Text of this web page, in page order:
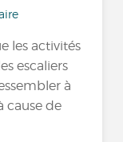
les activités
escaliers
à
cause de